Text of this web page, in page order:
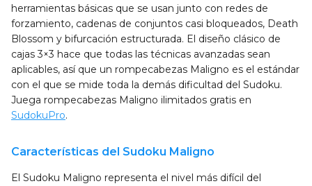
herramientas básicas que se usan junto con redes de
forzamiento, cadenas de conjuntos casi bloqueados, Death
Blossom y bifurcación estructurada. El diseño clásico de
cajas 3×3 hace que todas las técnicas avanzadas sean
aplicables, así que un rompecabezas Maligno es el estándar
con el que se mide toda la demás dificultad del Sudoku.
Juega rompecabezas Maligno ilimitados gratis en
SudokuPro.
Características del Sudoku Maligno
El Sudoku Maligno representa el nivel más difícil del